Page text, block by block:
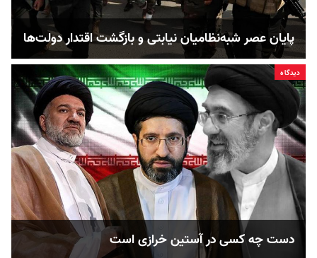
پایان عصر شبه‌نظامیان نیابتی و بازگشت اقتدار دولت‌ها
دیدگاه
دست چه کسی در آستین خرازی است